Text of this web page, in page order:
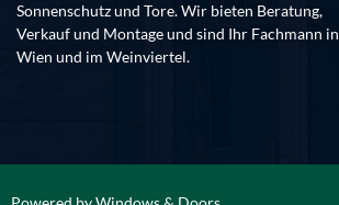
Sonnenschutz und Tore. Wir bieten Beratung,
Verkauf und Montage und sind Ihr Fachmann in
Wien und im Weinviertel.